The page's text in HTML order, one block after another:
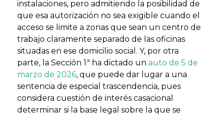
instalaciones, pero admitiendo la posibilidad de
que esa autorización no sea exigible cuando el
acceso se limite a zonas que sean un centro de
trabajo claramente separado de las oficinas
situadas en ese domicilio social. Y, por otra
parte, la Sección 1ª ha dictado un auto de 5 de
marzo de 2026, que puede dar lugar a una
sentencia de especial trascendencia, pues
considera cuestión de interés casacional
determinar si la base legal sobre la que se